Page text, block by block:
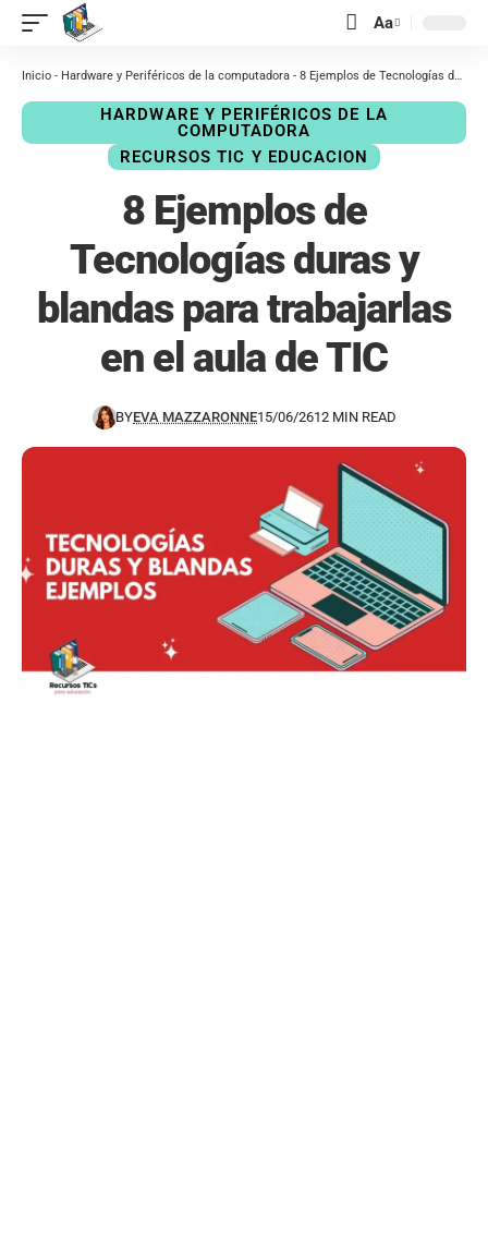
contenido Aa
Inicio - Hardware y Periféricos de la computadora - 8 Ejemplos de Tecnologías duras y blandas para trabajarlas en el aula de TIC
HARDWARE Y PERIFÉRICOS DE LA
COMPUTADORA
RECURSOS TIC Y EDUCACION
8 Ejemplos de
Tecnologías duras y
blandas para trabajarlas
en el aula de TIC
BYEVA MAZZARONNE15/06/2612 MIN READ